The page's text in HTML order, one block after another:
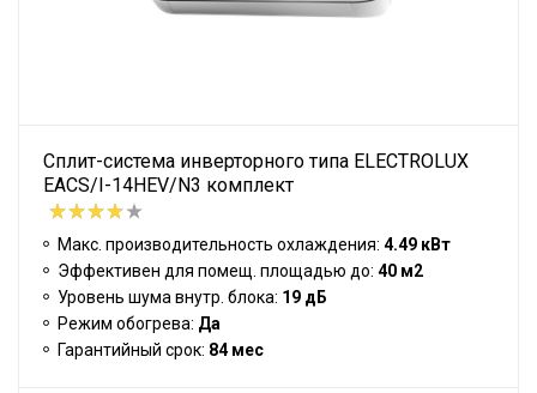
Сплит-система инверторного типа ELECTROLUX
EACS/I-14HEV/N3 комплект
Макс. производительность охлаждения: 4.49 кВт
Эффективен для помещ. площадью до: 40 м2
Уровень шума внутр. блока: 19 дБ
Режим обогрева: Да
Гарантийный срок: 84 мес